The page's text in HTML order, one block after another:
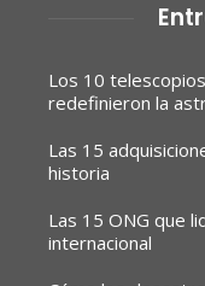
Los 10
redefinieron la
Las 15
historia
Las 15 ONG que
internacional